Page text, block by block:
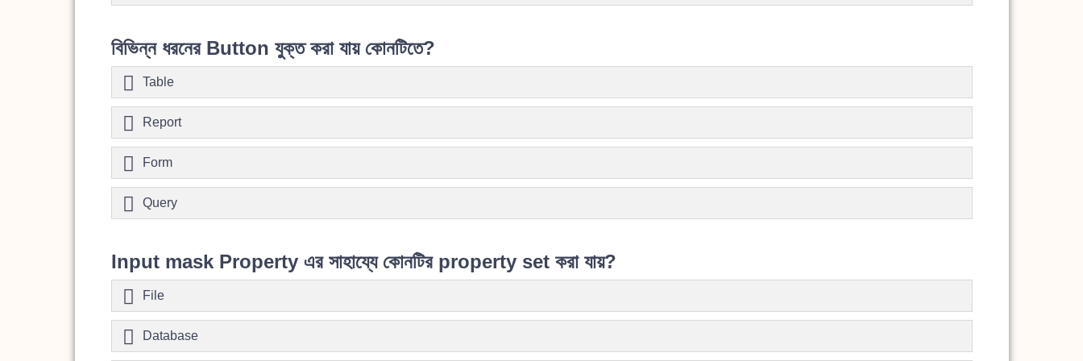
বিভিন্ন ধরনের Button যুক্ত করা যায় কোনটিতে?
Table
Report
Form
Query
Input mask Property এর সাহায্যে কোনটির property set করা যায়?
File
Database